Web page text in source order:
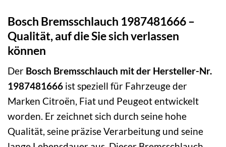
Bosch Bremsschlauch 1987481666 –
Qualität, auf die Sie sich verlassen
können
Der Bosch Bremsschlauch mit der Hersteller-Nr.
1987481666 ist speziell für Fahrzeuge der
Marken Citroën, Fiat und Peugeot entwickelt
worden. Er zeichnet sich durch seine hohe
Qualität, seine präzise Verarbeitung und seine